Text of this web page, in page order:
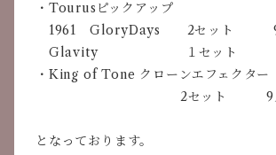
・Tourusピックアップ
1961 GloryDays 2セット 9
Glavity １セット 9月
・King of Tone クローンエフェクター
2セット 9月30
となっております。